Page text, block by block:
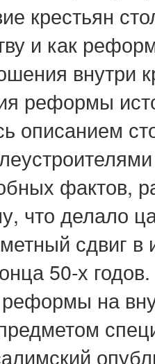
крестьян
и как
внутри
реформы
описанием
фактов,
что делало
сдвиг в
50-х
на